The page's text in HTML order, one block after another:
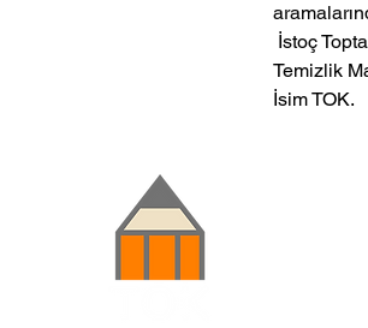
Temizlik
İsim TOK.